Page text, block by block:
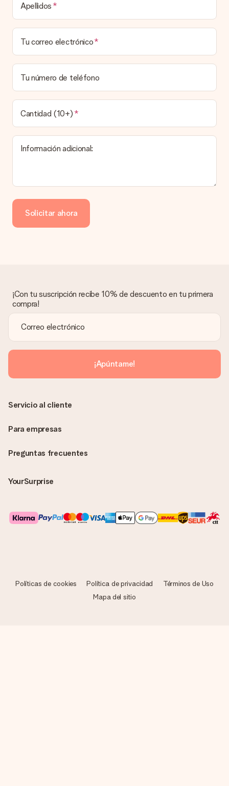
Tiempo de entrega, opciones de entrega y
costos de envío.
¿Puedo elegir una fecha de entrega?
Elegir la fecha exacta de entrega no es posible. Una vez
personalizado y completado tu pedido, recibirás una
confirmación con las fechas estimadas de entrega. Una vez
que el pedido haya sido enviado, será la empresa de
transportes la encargada de entregar el regalo.
¿Cuál es el tiempo de entrega y cuándo recibo mi
obsequio?
El tiempo de entrega se puede encontrar en la página del
producto del regalo.
¿Cómo puedo pagar mi pedido?
de crédito o transferencia bancaria. En caso de elegir
transferencia bancaria, ten en cuenta 3 días adicionales para la
entrega de tu regalo.
asunto contigo. Ponte en contacto con nuestro equipo de
atención al cliente por teléfono, correo electrónico o chat y
buscaremos una solución adecuada para ti.
¿Se envía la factura junto con el pedido?
La factura y cualquier otra información relativa a tu regalo se
enviará únicamente por correo electrónico. El regalo se enviará
sin ninguna información adicional Así, evitaremos que la
persona que recibe el regalo la vea. ¡No le enviaremos nada
más que su increíble regalo! ¿Quieres que sepa quién se lo
Apellidos
Tu correo electrónico
Tu número de teléfono
Cantidad (10+)
Información adicional:
Solicitar ahora
¡Con tu suscripción recibe 10% de descuento en tu primera
compra!
¡Apúntame!
Preguntas frecuentes
YourSurprise
Servicio al cliente
Para empresas
Políticas de cookies Política de privacidad
Términos de Uso
Mapa del sitio